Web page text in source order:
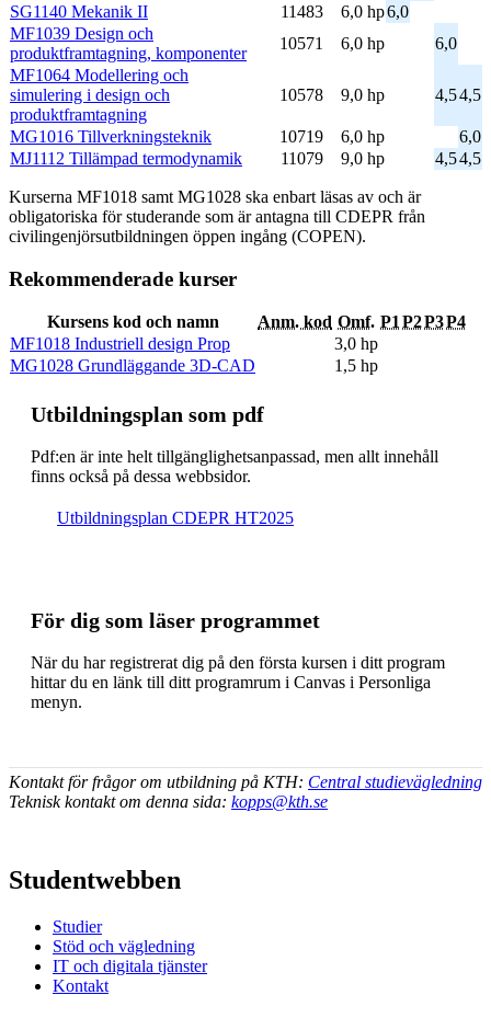
SG1140 Mekanik II
11483 6,0 hp6,0
MF1039 Design och
produktframtagning, komponenter
10571 6,0 hp
6,0
MF1064 Modellering och
simulering i design och
produktframtagning
10578 9,0 hp 4,54,5
MG1016 Tillverkningsteknik 10719 6,0 hp
6,0
MJ1112 Tillämpad termodynamik
11079 9,0 hp 4,54,5
Kurserna MF1018 samt MG1028 ska enbart läsas av och är
obligatoriska för studerande som är antagna till CDEPR från
civilingenjörsutbildningen öppen ingång (COPEN).
Rekommenderade kurser
Kursens kod och namn Anm. kod Omf. P1 P2P3P4
MF1018 Industriell design Prop
3,0 hp
MG1028 Grundläggande 3D-CAD
1,5 hp
Ut­bild­nings­plan som pdf
Pdf:en är inte helt till­gäng­lig­hets­an­pas­sad, men allt inne­håll
finns också på dessa webb­sidor.
Ut­bild­nings­plan CDEPR HT2025
För dig som läser programmet
När du har registrerat dig på den första kursen i ditt program
hittar du en länk till ditt programrum i Canvas i Personliga
menyn.
Kontakt för frågor om utbildning på KTH: Central studievägledning
Teknisk kontakt om denna sida: kopps@kth.se
Studentwebben
Studier
Stöd och vägledning
IT och digitala tjänster
Kontakt